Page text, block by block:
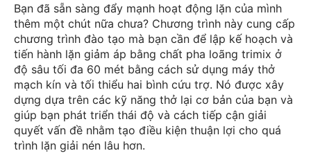
Bạn đã sẵn sàng đẩy mạnh hoạt động lặn của mình
thêm một chút nữa chưa? Chương trình này cung cấp
chương trình đào tạo mà bạn cần để lập kế hoạch và
tiến hành lặn giảm áp bằng chất pha loãng trimix ở
độ sâu tối đa 60 mét bằng cách sử dụng máy thở
mạch kín và tối thiểu hai bình cứu trợ. Nó được xây
dựng dựa trên các kỹ năng thở lại cơ bản của bạn và
giúp bạn phát triển thái độ và cách tiếp cận giải
quyết vấn đề nhằm tạo điều kiện thuận lợi cho quá
trình lặn giải nén lâu hơn.